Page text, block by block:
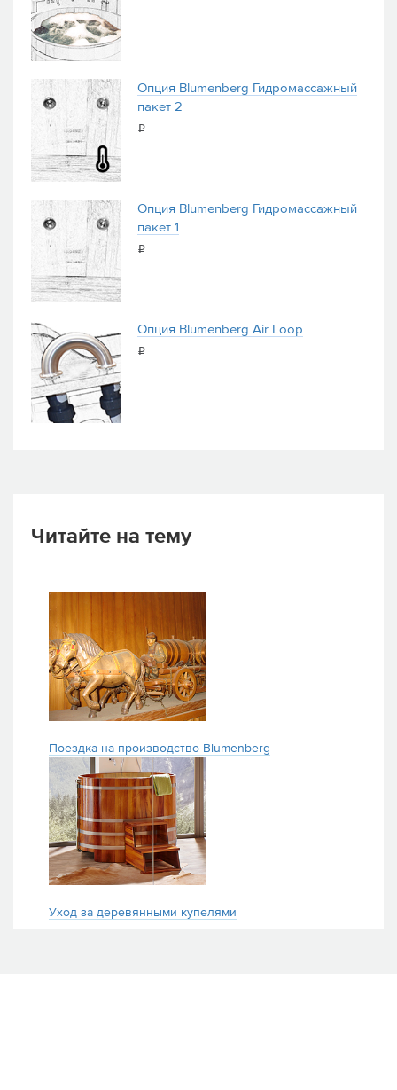
Опция Blumenberg Гидромассажный
пакет 2
i
Опция Blumenberg Гидромассажный
пакет 1
i
Опция Blumenberg Air Loop
i
Читайте на тему
Поездка на производство Blumenberg
Уход за деревянными купелями